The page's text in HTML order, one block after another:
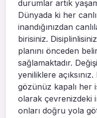
durumlar artık
Dünyada ki her
inandığınızdan
birisiniz.
planını önceden
sağlamaktadır.
yeniliklere
gözünüz kapalı her
olarak çevrenizdeki
onları doğru yola